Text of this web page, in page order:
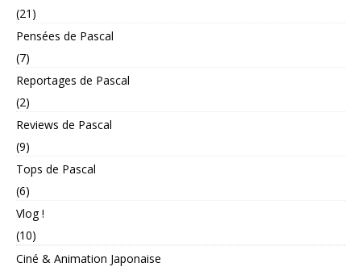
(21)
Pensées de Pascal
(7)
Reportages de Pascal
(2)
Reviews de Pascal
(9)
Tops de Pascal
(6)
Vlog !
(10)
Ciné & Animation Japonaise